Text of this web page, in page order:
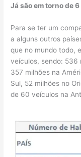
Já são em torno de
Para se ter um
a alguns outros
que no mundo todo,
veículos, sendo: 536
357 milhões na
Sul, 52 milhões no
de 60 veículos na